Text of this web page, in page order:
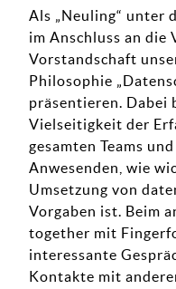
Als „Neuling“ unter
im Anschluss an die
Vorstandschaft
Philosophie
präsentieren. Dabei
Vielseitigkeit der
gesamten Teams
Anwesenden, wie
Umsetzung von
Vorgaben ist. Beim
together mit
interessante
Kontakte mit